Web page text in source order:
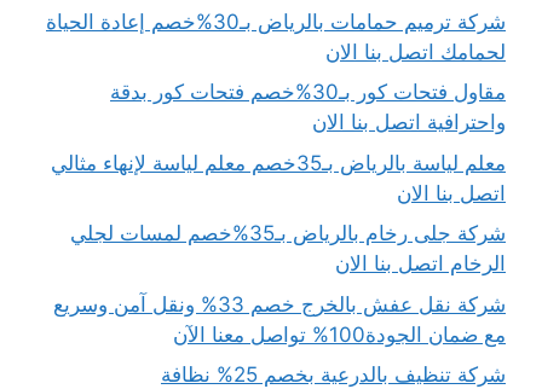
شركة ترميم حمامات بالرياض بـ30%خصم إعادة الحياة
لحمامك اتصل بنا الان
مقاول فتحات كور بـ30%خصم فتحات كور بدقة
واحترافية اتصل بنا الان
معلم لياسة بالرياض بـ35خصم معلم لياسة لإنهاء مثالي
اتصل بنا الان
شركة جلى رخام بالرياض بـ35%خصم لمسات لجلي
الرخام اتصل بنا الان
شركة نقل عفش بالخرج خصم 33% ونقل آمن وسريع
مع ضمان الجودة100% تواصل معنا الآن
شركة تنظيف بالدرعية بخصم 25% نظافة